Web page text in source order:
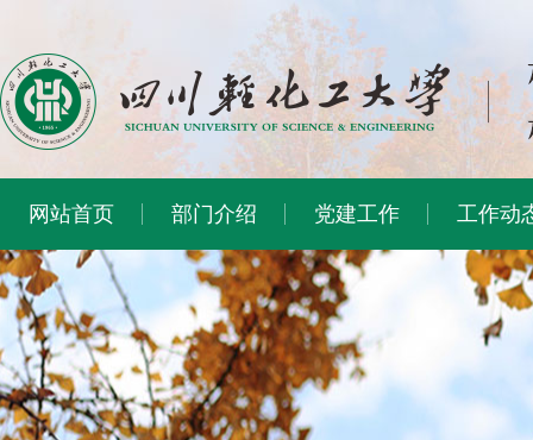
网站首页 部门介绍 党建工作 工作动